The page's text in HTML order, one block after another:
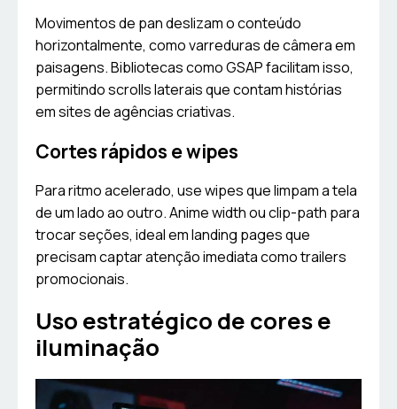
Movimentos de pan deslizam o conteúdo
horizontalmente, como varreduras de câmera em
paisagens. Bibliotecas como GSAP facilitam isso,
permitindo scrolls laterais que contam histórias
em sites de agências criativas.
Cortes rápidos e wipes
Para ritmo acelerado, use wipes que limpam a tela
de um lado ao outro. Anime width ou clip-path para
trocar seções, ideal em landing pages que
precisam captar atenção imediata como trailers
promocionais.
Uso estratégico de cores e
iluminação